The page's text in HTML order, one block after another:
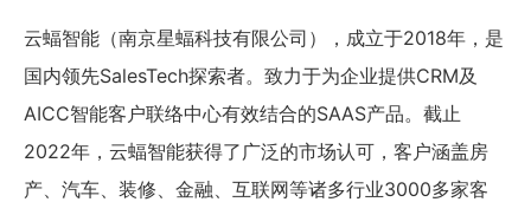
云蝠智能（南京星蝠科技有限公司），成立于2018年，是
国内领先SalesTech探索者。致力于为企业提供CRM及
AICC智能客户联络中心有效结合的SAAS产品。截止
2022年，云蝠智能获得了广泛的市场认可，客户涵盖房
产、汽车、装修、金融、互联网等诸多行业3000多家客